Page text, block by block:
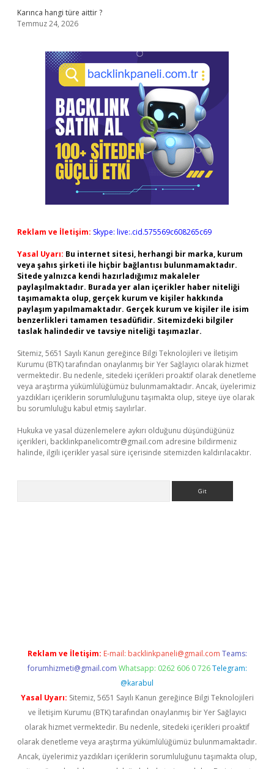
Karınca hangi türe aittir ?
Temmuz 24, 2026
Reklam ve İletişim: Skype: live:.cid.575569c608265c69
Yasal Uyarı: Bu internet sitesi, herhangi bir marka, kurum
veya şahıs şirketi ile hiçbir bağlantısı bulunmamaktadır.
Sitede yalnızca kendi hazırladığımız makaleler
paylaşılmaktadır. Burada yer alan içerikler haber niteliği
taşımamakta olup, gerçek kurum ve kişiler hakkında
paylaşım yapılmamaktadır. Gerçek kurum ve kişiler ile isim
benzerlikleri tamamen tesadüfidir. Sitemizdeki bilgiler
taslak halindedir ve tavsiye niteliği taşımazlar.
Sitemiz, 5651 Sayılı Kanun gereğince Bilgi Teknolojileri ve İletişim
Kurumu (BTK) tarafından onaylanmış bir Yer Sağlayıcı olarak hizmet
vermektedir. Bu nedenle, sitedeki içerikleri proaktif olarak denetleme
veya araştırma yükümlülüğümüz bulunmamaktadır. Ancak, üyelerimiz
yazdıkları içeriklerin sorumluluğunu taşımakta olup, siteye üye olarak
bu sorumluluğu kabul etmiş sayılırlar.
Hukuka ve yasal düzenlemelere aykırı olduğunu düşündüğünüz
içerikleri, backlinkpanelicomtr@gmail.com adresine bildirmeniz
halinde, ilgili içerikler yasal süre içerisinde sitemizden kaldırılacaktır.
Reklam ve İletişim: E-mail: backlinkpaneli@gmail.com Teams:
forumhizmeti@gmail.com Whatsapp: 0262 606 0 726 Telegram:
@karabul
Yasal Uyarı: Sitemiz, 5651 Sayılı Kanun gereğince Bilgi Teknolojileri
ve İletişim Kurumu (BTK) tarafından onaylanmış bir Yer Sağlayıcı
olarak hizmet vermektedir. Bu nedenle, sitedeki içerikleri proaktif
olarak denetleme veya araştırma yükümlülüğümüz bulunmamaktadır.
Ancak, üyelerimiz yazdıkları içeriklerin sorumluluğunu taşımakta olup,